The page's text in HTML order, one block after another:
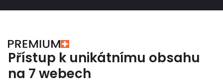
Přístup k unikátnímu obsahu
na 7 webech